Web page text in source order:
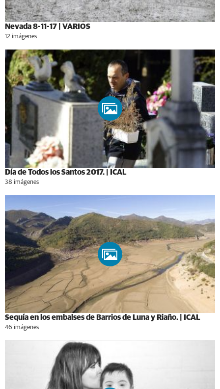
Nevada 8-11-17 | VARIOS
12 imágenes
Día de Todos los Santos 2017. | ICAL
38 imágenes
Sequía en los embalses de Barrios de Luna y Riaño. | ICAL
46 imágenes